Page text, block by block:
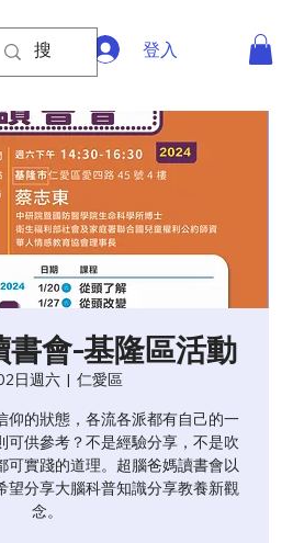
登入
書會-基隆區活動
日週六
  |
仁愛區
仰的狀態，各流各派都有自己的一
可供參考？不是經驗分享，不是吹
可實踐的道理。超腦爸媽讀書會以
望分享大腦科普知識分享教養新觀
念。